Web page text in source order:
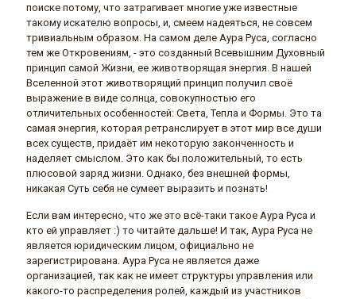
поиске потому, что затрагивает многие уже известные
такому искателю вопросы, и, смеем надеяться, не совсем
тривиальным образом. На самом деле Аура Руса, согласно
тем же Откровениям, - это созданный Всевышним Духовный
принцип самой Жизни, ее животворящая энергия. В нашей
Вселенной этот животворящий принцип получил своё
выражение в виде солнца, совокупностью его
отличительных особенностей: Света, Тепла и Формы. Это та
самая энергия, которая ретранслирует в этот мир все души
всех существ, придаёт им некоторую законченность и
наделяет смыслом. Это как бы положительный, то есть
плюсовой заряд жизни. Однако, без внешней формы,
никакая Суть себя не сумеет выразить и познать!
Если вам интересно, что же это всё-таки такое Аура Руса и
кто ей управляет :) то читайте дальше! И так, Аура Руса не
является юридическим лицом, официально не
зарегистрирована. Аура Руса не является даже
организацией, так как не имеет структуры управления или
какого-то распределения ролей, каждый из участников